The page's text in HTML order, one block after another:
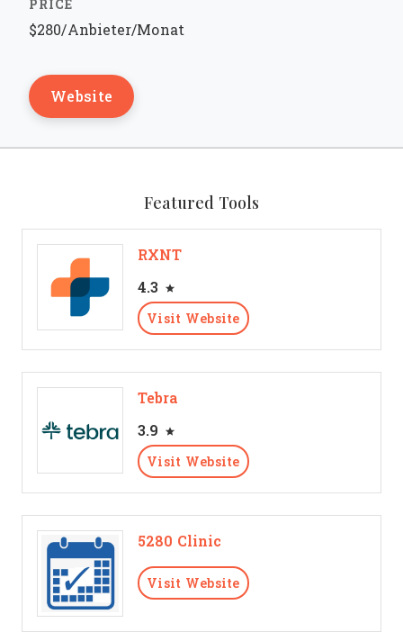
$280/Anbieter/Monat
Website
Featured Tools
RXNT
4.3
Visit Website
Tebra
3.9
Visit Website
5280 Clinic
Visit Website